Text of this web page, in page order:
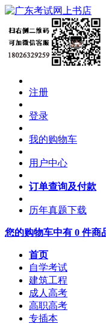
注册
登录
我的购物车
用户中心
订单查询及付款
历年真题下载
您的购物车中有 0 件商
首页
自学考试
建筑工程
成人高考
高职高考
专插本